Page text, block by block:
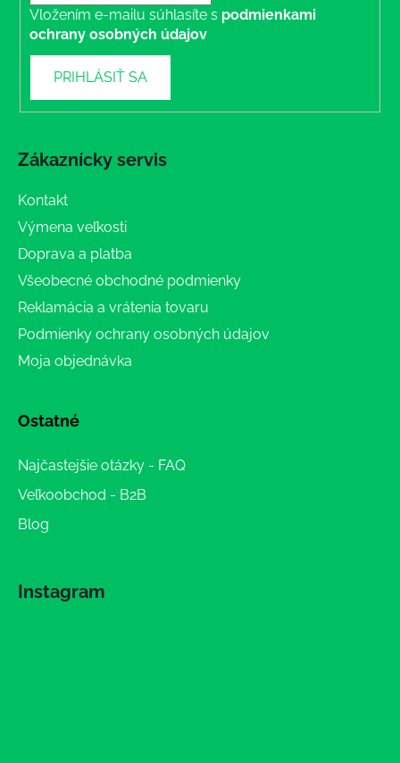
Vložením e-mailu súhlasíte s podmienkami
ochrany osobných údajov
PRIHLÁSIŤ SA
Zákaznícky servis
Kontakt
Výmena veľkosti
Doprava a platba
Všeobecné obchodné podmienky
Reklamácia a vrátenia tovaru
Podmienky ochrany osobných údajov
Moja objednávka
Ostatné
Najčastejšie otázky - FAQ
Veľkoobchod - B2B
Blog
Instagram